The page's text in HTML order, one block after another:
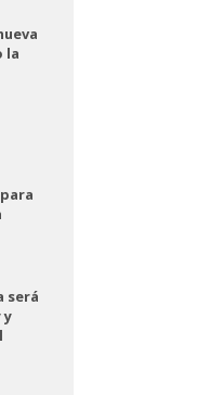
la
será
y